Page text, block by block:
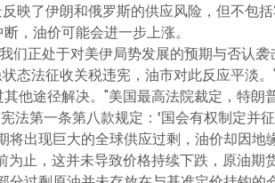
映了伊朗和俄罗斯的供应风险，但不包
，油价可能会进一步上涨。
正处于对美伊局势发展的预期与否认袭
态法征收关税违宪，油市对此反应平淡
他途径解决。"美国最高法院裁定，特朗
第一条第八款规定：‘国会有权制定并
出现巨大的全球供应过剩，油价却因地
止，这并未导致价格持续下跌，原油期